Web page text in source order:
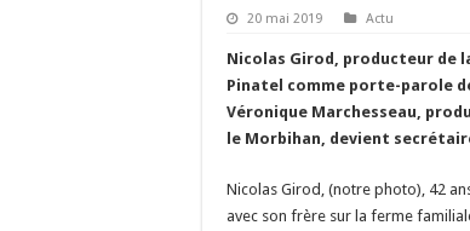
20 mai 2019 Actu
Nicolas Girod, producteur de
Pinatel comme porte-parole
Véronique Marchesseau,
le Morbihan, devient
Nicolas Girod, (notre photo), 42
avec son frère sur la ferme